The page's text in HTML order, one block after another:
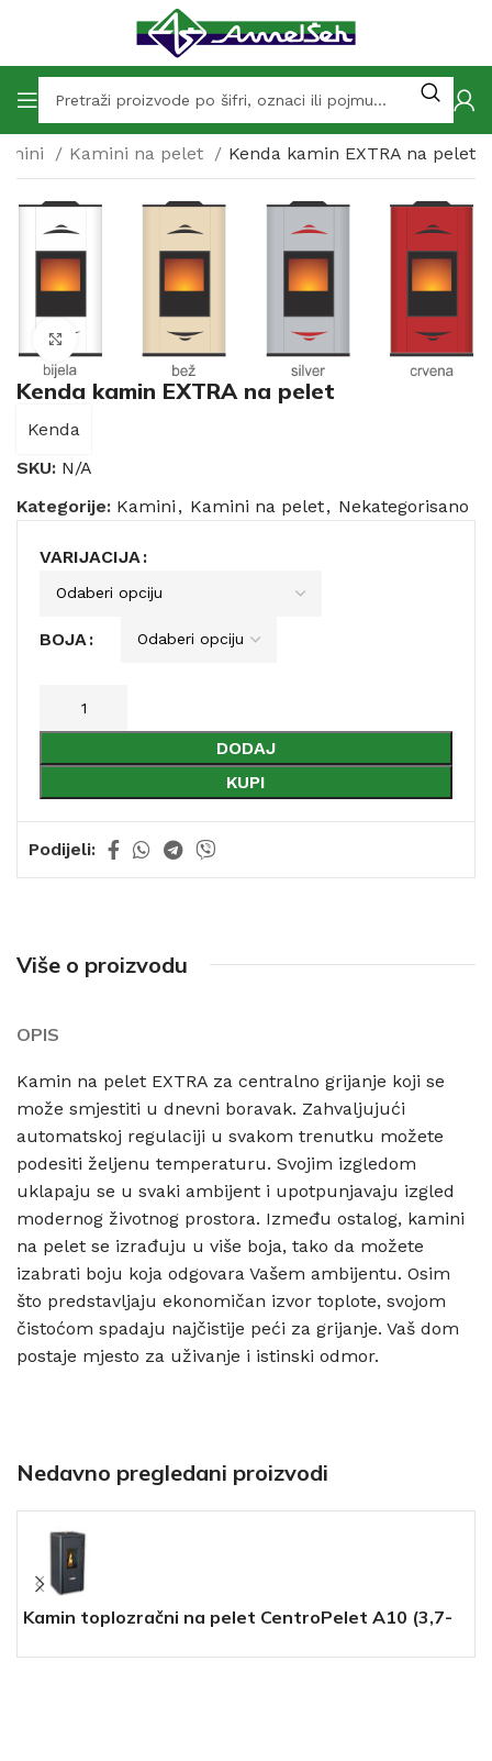
Kamini na pelet Kenda kamin EXTRA na pelet
Click to enlarge
Kenda kamin EXTRA na pelet
Kenda
SKU: N/A
Kategorije: Kamini , Kamini na pelet, Nekategorisano
VARIJACIJA
BOJA
DODAJ
KUPI
Podijeli:
Više o proizvodu
OPIS
Kamin na pelet EXTRA za centralno grijanje koji se
može smjestiti u dnevni boravak. Zahvaljujući
automatskoj regulaciji u svakom trenutku možete
podesiti željenu temperaturu. Svojim izgledom
uklapaju se u svaki ambijent i upotpunjavaju izgled
modernog životnog prostora. Između ostalog, kamini
na pelet se izrađuju u više boja, tako da možete
izabrati boju koja odgovara Vašem ambijentu. Osim
što predstavljaju ekonomičan izvor toplote, svojom
čistoćom spadaju najčistije peći za grijanje. Vaš dom
postaje mjesto za uživanje i istinski odmor.
Nedavno pregledani proizvodi
Kamin toplozračni na pelet CentroPelet A10 (3,7-